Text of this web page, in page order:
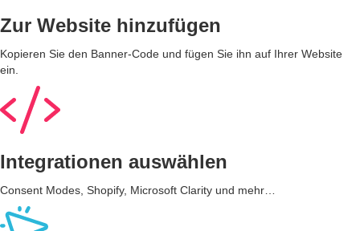
Zur Website hinzufügen
Kopieren Sie den Banner-Code und fügen Sie ihn auf Ihrer Website
ein.
Integrationen auswählen
Consent Modes, Shopify, Microsoft Clarity und mehr…